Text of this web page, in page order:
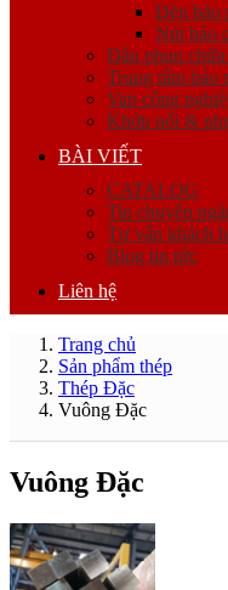
Đèn báo
Nút báo
Đầu phun
Trung tâm báo
Van công
Khớp nối &
BÀI VIẾT
CATALOG
Tin chuyên
Tư vấn khách
Blog tin tức
Liên hệ
Trang chủ
Sản phẩm thép
Thép Đặc
Vuông Đặc
Vuông Đặc